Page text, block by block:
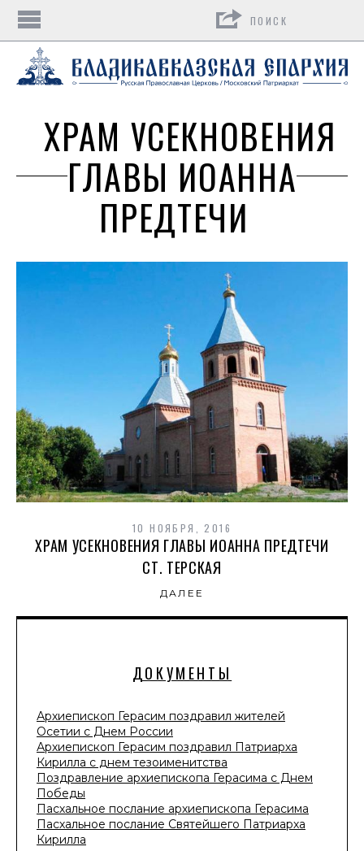
ДОКУМЕНТЫ
Архиепископ Герасим поздравил жителей
Осетии с Днем России
Архиепископ Герасим поздравил Патриарха
Кирилла с днем тезоименитства
Поздравление архиепископа Герасима с Днем
Победы
Пасхальное послание архиепископа Герасима
Пасхальное послание Святейшего Патриарха
Кирилла
ХРАМ УСЕКНОВЕНИЯ
ГЛАВЫ ИОАННА
ПРЕДТЕЧИ
10 НОЯБРЯ, 2016
ХРАМ УСЕКНОВЕНИЯ ГЛАВЫ ИОАННА ПРЕДТЕЧИ
СТ. ТЕРСКАЯ
ДАЛЕЕ